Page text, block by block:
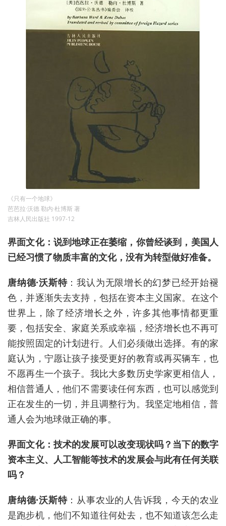
《只有一个地球》
芭芭拉·沃德 勒内·杜博斯 著
吉林人民出版社 1997-12
界面文化：说到地球正在萎缩，你曾经谈到，美国人
已经习惯了物质丰富的文化，没有为转型做好准备。
唐纳德·沃斯特：我认为无限增长的幻梦已经开始褪
色，并逐渐失去支持，包括在资本主义国家。在这个
世界上，除了经济增长之外，许多其他事情都更重
要，包括安全、家庭关系或幸福，经济增长也不再可
能按照固定的计划进行。人们必须做出选择。有的家
庭认为，宁愿让孩子接受更好的教育或再买辆车，也
不愿再生一个孩子。我比大多数历史学家更相信人，
相信普通人，他们不需要读任何东西，也可以感觉到
正在发生的一切，并且调整行为。我坚定地相信，普
通人会为地球做正确的事。
界面文化：技术的发展可以改变现状吗？当下的数字
资本主义、人工智能等技术的发展会与此有任何关联
吗？
唐纳德·沃斯特： 从事农业的 人告诉我，今天的农业
是跑步机，他们不知道往何处去，也不知道该怎么走